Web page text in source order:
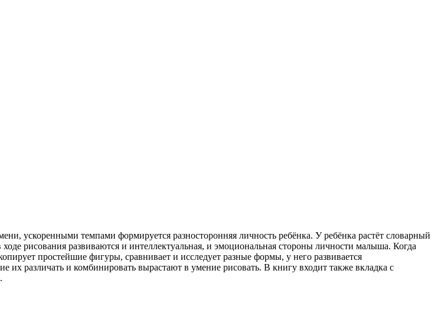
ускоренными темпами формируется разносторонняя личность ребёнка. У ребёнка растёт словарный
рисования развиваются и интеллектуальная, и эмоциональная стороны личности малыша. Когда
простейшие фигуры, сравнивает и исследует разные формы, у него развивается
их различать и комбинировать вырастают в умение рисовать. В книгу входит также вкладка с